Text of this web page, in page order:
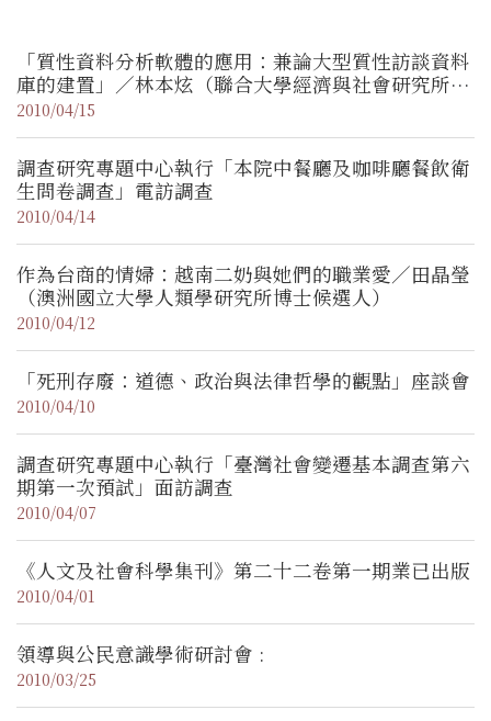
「質性資料分析軟體的應用：兼論大型質性訪談資料
庫的建置」／林本炫（聯合大學經濟與社會研究所
副教授）
2010/04/15
調查研究專題中心執行「本院中餐廳及咖啡廳餐飲衛
生問卷調查」電訪調查
2010/04/14
作為台商的情婦：越南二奶與她們的職業愛／田晶瑩
（澳洲國立大學人類學研究所博士候選人）
2010/04/12
「死刑存廢：道德、政治與法律哲學的觀點」座談會
2010/04/10
調查研究專題中心執行「臺灣社會變遷基本調查第六
期第一次預試」面訪調查
2010/04/07
《人文及社會科學集刊》第二十二卷第一期業已出版
2010/04/01
領導與公民意識學術研討會 :
2010/03/25